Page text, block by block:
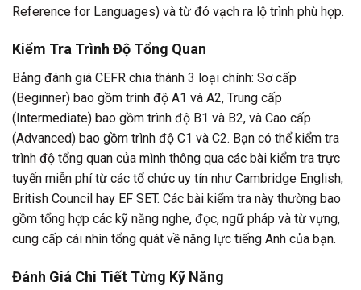
Reference for Languages) và từ đó vạch ra lộ trình phù hợp.
Kiểm Tra Trình Độ Tổng Quan
Bảng đánh giá CEFR chia thành 3 loại chính: Sơ cấp
(Beginner) bao gồm trình độ A1 và A2, Trung cấp
(Intermediate) bao gồm trình độ B1 và B2, và Cao cấp
(Advanced) bao gồm trình độ C1 và C2. Bạn có thể kiểm tra
trình độ tổng quan của mình thông qua các bài kiểm tra trực
tuyến miễn phí từ các tổ chức uy tín như Cambridge English,
British Council hay EF SET. Các bài kiểm tra này thường bao
gồm tổng hợp các kỹ năng nghe, đọc, ngữ pháp và từ vựng,
cung cấp cái nhìn tổng quát về năng lực tiếng Anh của bạn.
Đánh Giá Chi Tiết Từng Kỹ Năng